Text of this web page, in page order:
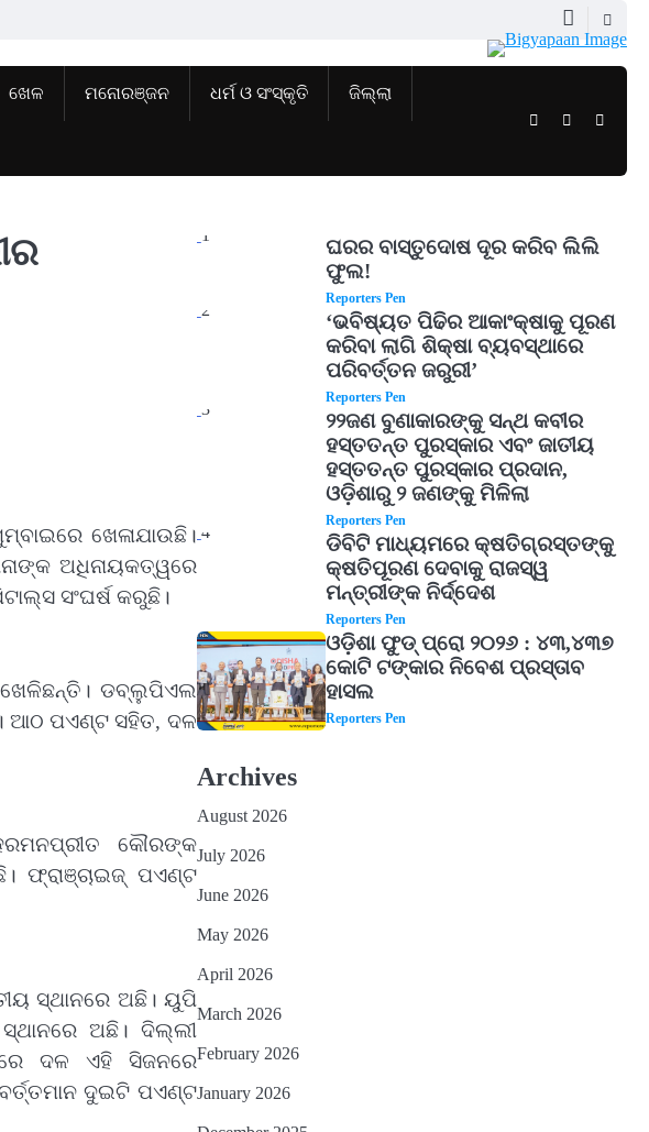
ଖେଳ ମନୋରଞ୍ଜନ ଧର୍ମ ଓ ସଂସ୍କୃତି ଜିଲ୍ଲା
TwitterFacebook
ଖେଳାଯାଉଛି।
ଅଧିନାୟକତ୍ୱରେ
ସଂଘର୍ଷ କରୁଛି।
ଡବ୍ଲୁପିଏଲ
ଆଠ ପଏଣ୍ଟ ସହିତ, ଦଳ
କୌରଙ୍କ
ଫ୍ରାଞ୍ଚାଇଜ୍‌ ପଏଣ୍ଟ
ସ୍ଥାନରେ ଅଛି। ୟୁପି
ଅଛି। ଦିଲ୍ଲୀ
ଦଳ ଏହି ସିଜନରେ
ଦୁଇଟି ପଏଣ୍ଟ
1
ଘରର ବାସ୍ତୁଦୋଷ ଦୂର କରିବ ଲିଲି
ଫୁଲ!
Reporters Pen
2
‘ଭବିଷ୍ୟତ ପିଢିର ଆକାଂକ୍ଷାକୁ ପୂରଣ
କରିବା ଲାଗି ଶିକ୍ଷା ବ୍ୟବସ୍ଥାରେ
ପରିବର୍ତ୍ତନ ଜରୁରୀ’
Reporters Pen
3
୨୨ଜଣ ବୁଣାକାରଙ୍କୁ ସନ୍ଥ କବୀର
ହସ୍ତତନ୍ତ ପୁରସ୍କାର ଏବଂ ଜାତୀୟ
ହସ୍ତତନ୍ତ ପୁରସ୍କାର ପ୍ରଦାନ,
ଓଡ଼ିଶାରୁ ୨ ଜଣଙ୍କୁ ମିଳିଲା
Reporters Pen
4
ଡିବିଟି ମାଧ୍ୟମରେ କ୍ଷତିଗ୍ରସ୍ତଙ୍କୁ
କ୍ଷତିପୂରଣ ଦେବାକୁ ରାଜସ୍ୱ
ମନ୍ତ୍ରୀଙ୍କ ନିର୍ଦ୍ଦେଶ
Reporters Pen
5
ଓଡ଼ିଶା ଫୁଡ୍ ପ୍ରୋ ୨୦୨୬ : ୪୩,୪୩୭
କୋଟି ଟଙ୍କାର ନିବେଶ ପ୍ରସ୍ତାବ
ହାସଲ
Reporters Pen
Archives
August 2026
July 2026
June 2026
May 2026
April 2026
March 2026
February 2026
January 2026